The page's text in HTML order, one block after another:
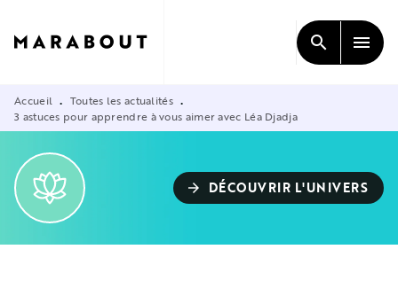
CONTENU
search menu
Accueil • Toutes les actualités •
3 astuces pour apprendre à vous aimer avec Léa Djadja
arrow_forward DÉCOUVRIR L'UNIVERS